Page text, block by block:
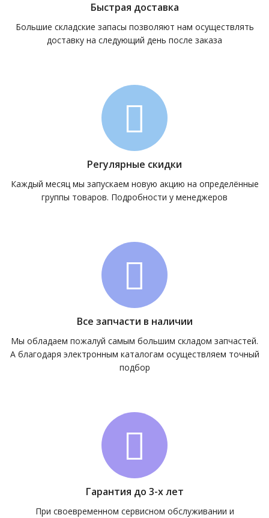
Быстрая доставка
Большие складские запасы позволяют нам осуществлять
доставку на следующий день после заказа
Регулярные скидки
Каждый месяц мы запускаем новую акцию на определённые
группы товаров. Подробности у менеджеров
Все запчасти в наличии
Мы обладаем пожалуй самым большим складом запчастей.
А благодаря электронным каталогам осуществляем точный
подбор
Гарантия до 3-х лет
При своевременном сервисном обслуживании и